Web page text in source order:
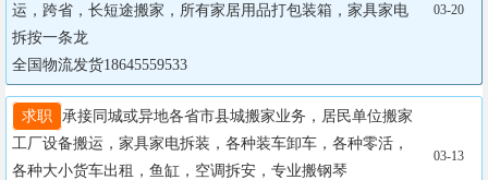
运，跨省，长短途搬家，所有家居用品打包装箱，家具家电
拆按一条龙
全国物流发货18645559533
03-20
求职
承接同城或异地各省市县城搬家业务，居民单位搬家
工厂设备搬运，家具家电拆装，各种装车卸车，各种零活，
各种大小货车出租，鱼缸，空调拆安，专业搬钢琴
03-13